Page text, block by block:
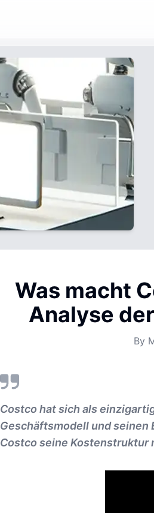
Was macht
Analyse
By
Costco hat sich als
Geschäftsmodell und seinen
Costco seine Kostenstruktur